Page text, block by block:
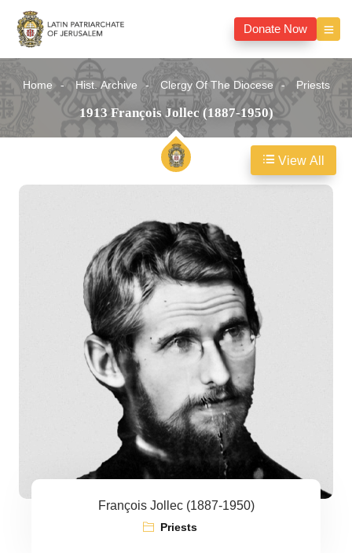
Donate Now
Home Hist. Archive Clergy Of The Diocese Priests
1913 François Jollec (1887-1950)
François Jollec (1887-1950)
Priests
View All